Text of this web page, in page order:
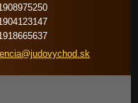
a@judovychod.sk